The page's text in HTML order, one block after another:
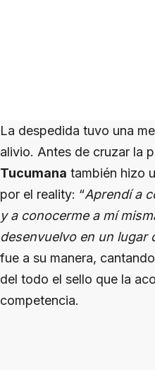
La despedida tuvo una
alivio. Antes de cruzar la
Tucumana también hizo
por el reality: “Aprendí a
y a conocerme a mí
desenvuelvo en un lugar
fue a su manera,
del todo el sello que la
competencia.